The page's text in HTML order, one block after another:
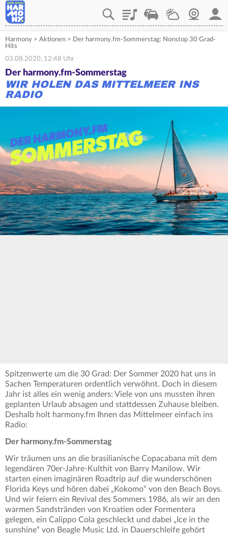
PlaylistVerkehrWetterWebcam
Harmony > Aktionen > Der harmony.fm-Sommerstag: Nonstop 30 Grad-
Hits
03.08.2020, 12:48 Uhr
Der harmony.fm-Sommerstag
WIR HOLEN DAS MITTELMEER INS
RADIO
Spitzenwerte um die 30 Grad: Der Sommer 2020 hat uns in
Sachen Temperaturen ordentlich verwöhnt. Doch in diesem
Jahr ist alles ein wenig anders: Viele von uns mussten ihren
geplanten Urlaub absagen und stattdessen Zuhause bleiben.
Deshalb holt harmony.fm Ihnen das Mittelmeer einfach ins
Radio:
Der harmony.fm-Sommerstag
Wir träumen uns an die brasilianische Copacabana mit dem
legendären 70er-Jahre-Kulthit von Barry Manilow. Wir
starten einen imaginären Roadtrip auf die wunderschönen
Florida Keys und hören dabei „Kokomo“ von den Beach Boys.
Und wir feiern ein Revival des Sommers 1986, als wir an den
warmen Sandstränden von Kroatien oder Formentera
gelegen, ein Calippo Cola geschleckt und dabei „Ice in the
sunshine“ von Beagle Music Ltd. in Dauerschleife gehört